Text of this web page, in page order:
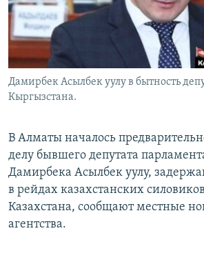
Дамирбек Асылбек уулу в бытность
Кыргызстана.
В Алматы началось
делу бывшего депутата
Дамирбека Асылбек уулу,
в рейдах казахстанских
Казахстана, сообщают местные
агентства.